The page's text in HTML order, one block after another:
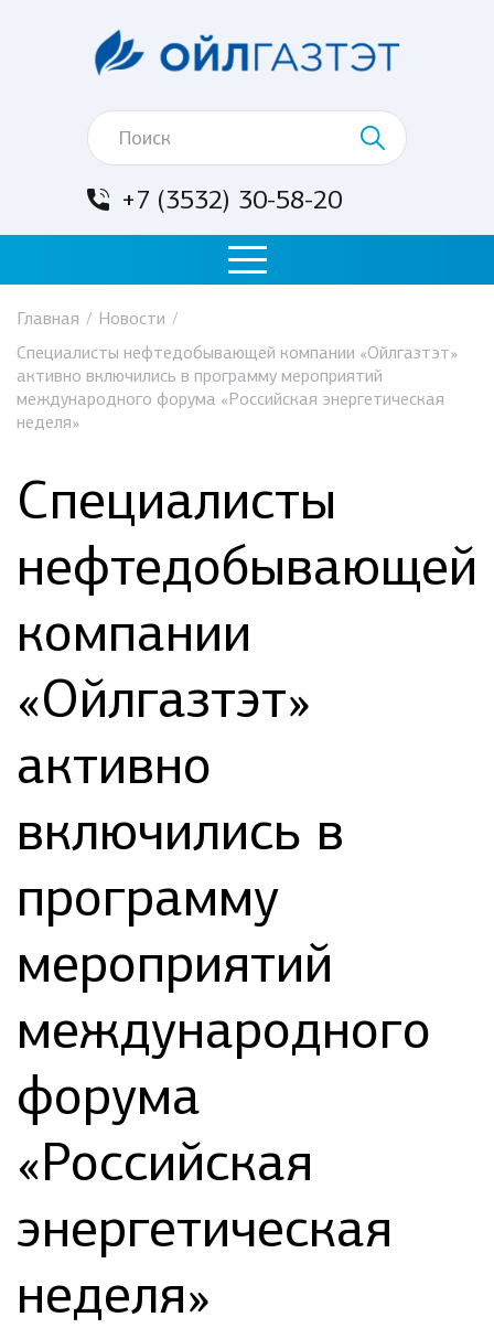
+7 (3532) 30-58-20
Главная / Новости /
Специалисты нефтедобывающей компании «Ойлгазтэт»
активно включились в программу мероприятий
международного форума «Российская энергетическая
неделя»
Специалисты
нефтедобывающей
компании
«Ойлгазтэт»
активно
включились в
программу
мероприятий
международного
форума
«Российская
энергетическая
неделя»